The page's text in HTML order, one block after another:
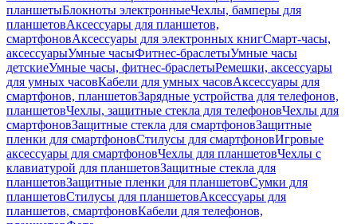
планшетыБлокноты электронныеЧехлы, бамперы для
планшетовАксессуары для планшетов,
смартфоновАксессуары для электронных книгСмарт-часы,
аксессуарыУмные часыФитнес-браслетыУмные часы
детскиеУмные часы, фитнес-браслетыРемешки, аксессуары
для умных часовКабели для умных часовАксессуары для
смартфонов, планшетовЗарядные устройства для телефонов,
планшетовЧехлы, защитные стекла для телефоновЧехлы для
смартфоновЗащитные стекла для смартфоновЗащитные
пленки для смартфоновСтилусы для смартфоновИгровые
аксессуары для смартфоновЧехлы для планшетовЧехлы с
клавиатурой для планшетовЗащитные стекла для
планшетовЗащитные пленки для планшетовСумки для
планшетовСтилусы для планшетовАксессуары для
планшетов, смартфоновКабели для телефонов,